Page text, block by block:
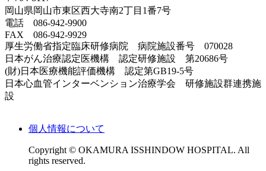
岡山県岡山市東区西大寺南2丁目1番7号
電話 086-942-9900
FAX 086-942-9929
厚生労働省指定臨床研修病院 病院施設番号 070028
日本がん治療認定医機構 認定研修施設 第20686号
(財)日本医療機能評価機構 認定第GB19-5号
日本心血管インターベンション治療学会 研修施設群連携施
設
個人情報について
Copyright © OKAMURA ISSHINDOW HOSPITAL. All
rights reserved.